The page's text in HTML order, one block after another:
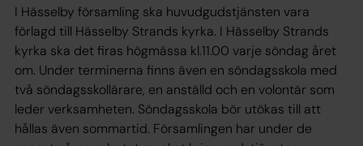
I Hässelby församling ska huvudgudstjänsten vara
förlagd till Hässelby Strands kyrka. I Hässelby Strands
kyrka ska det firas högmässa kl.11.00 varje söndag året
om. Under terminerna finns även en söndagsskola med
två söndagsskollärare, en anställd och en volontär som
leder verksamheten. Söndagsskola bör utökas till att
hållas även sommartid. Församlingen har under de